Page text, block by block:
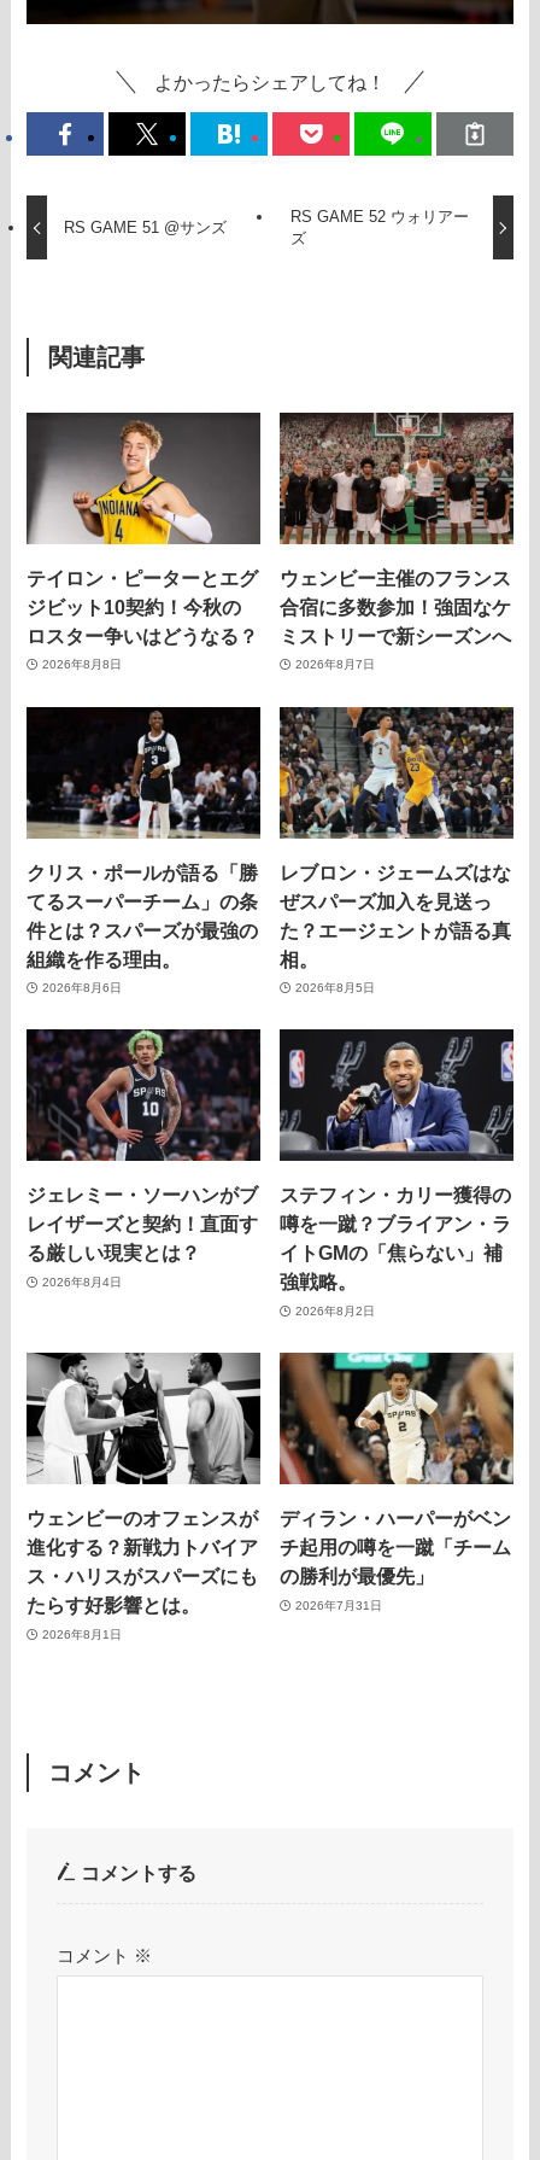
よかったらシェアしてね！
RS GAME 51 @サンズ
RS GAME 52 ウォリアー
ズ
関連記事
テイロン・ピーターとエグ
ジビット10契約！今秋の
ロスター争いはどうなる？
2026年8月8日
ウェンビー主催のフランス
合宿に多数参加！強固なケ
ミストリーで新シーズンへ
2026年8月7日
クリス・ポールが語る「勝
てるスーパーチーム」の条
件とは？スパーズが最強の
組織を作る理由。
2026年8月6日
レブロン・ジェームズはな
ぜスパーズ加入を見送っ
た？エージェントが語る真
相。
2026年8月5日
ジェレミー・ソーハンがブ
レイザーズと契約！直面す
る厳しい現実とは？
2026年8月4日
ステフィン・カリー獲得の
噂を一蹴？ブライアン・ラ
イトGMの「焦らない」補
強戦略。
2026年8月2日
ウェンビーのオフェンスが
進化する？新戦力トバイア
ス・ハリスがスパーズにも
たらす好影響とは。
2026年8月1日
ディラン・ハーパーがベン
チ起用の噂を一蹴「チーム
の勝利が最優先」
2026年7月31日
コメント
コメントする
コメント ※